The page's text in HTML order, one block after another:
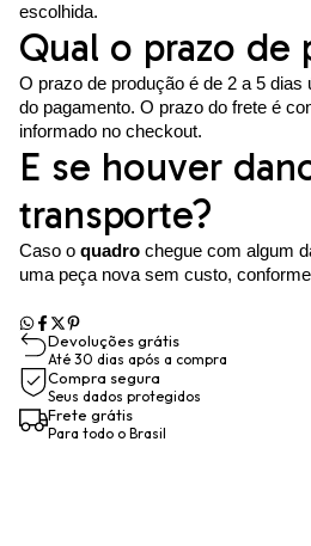
escolhida.
Qual o prazo de
O prazo de produção é de 2 a 5
do pagamento. O prazo do frete é
informado no checkout.
E se houver
transporte?
Caso o quadro chegue com algum
uma peça nova sem custo,
Devoluções grátis
Até 30 dias após a compra
Compra segura
Seus dados protegidos
Frete grátis
Para todo o Brasil